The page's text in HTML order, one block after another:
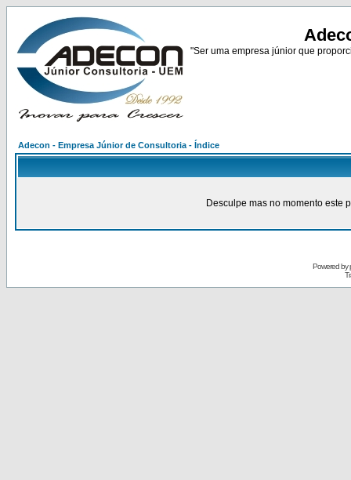
"Ser uma empresa júnior que
Adecon - Empresa Júnior de Consultoria - Índice
Desculpe mas no momento este
Powered by